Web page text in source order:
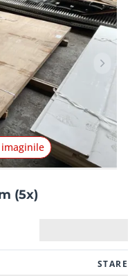
(5x)
STARE